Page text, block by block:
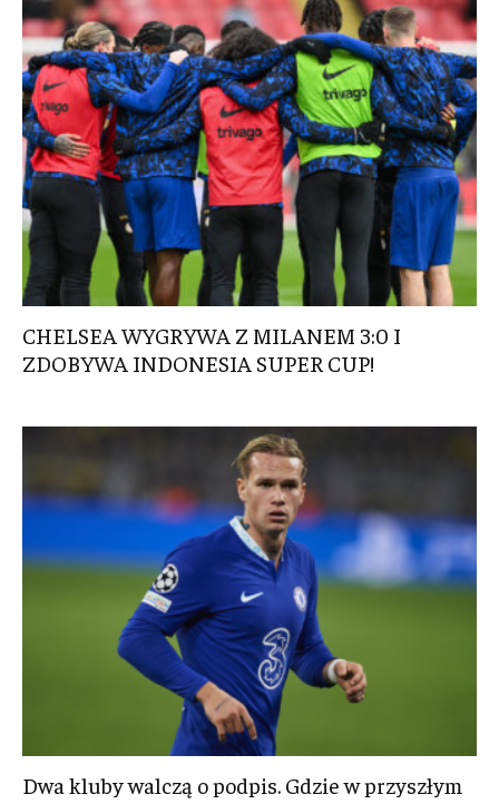
CHELSEA WYGRYWA Z MILANEM 3:0 I
ZDOBYWA INDONESIA SUPER CUP!
Dwa kluby walczą o podpis. Gdzie w przyszłym